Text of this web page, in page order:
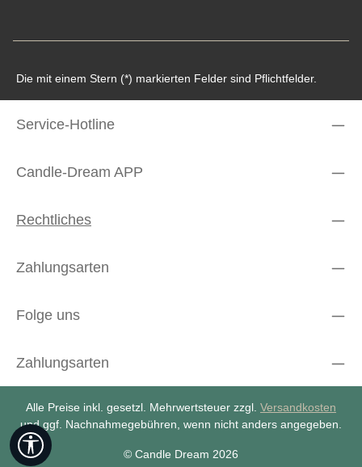
Die mit einem Stern (*) markierten Felder sind Pflichtfelder.
Service-Hotline
Candle-Dream APP
Rechtliches
Zahlungsarten
Folge uns
Zahlungsarten
© Candle Dream 2026
Alle Preise inkl. gesetzl. Mehrwertsteuer zzgl. Versandkosten
und ggf. Nachnahmegebühren, wenn nicht anders angegeben.
Werkzeugleiste anzeigen